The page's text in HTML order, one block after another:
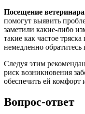
Посещение
помогут выявить
заметили какие-либо
такие как частое
немедленно обратитесь
Следуя этим
риск возникновения
обеспечить ей комфорт
Вопрос-ответ